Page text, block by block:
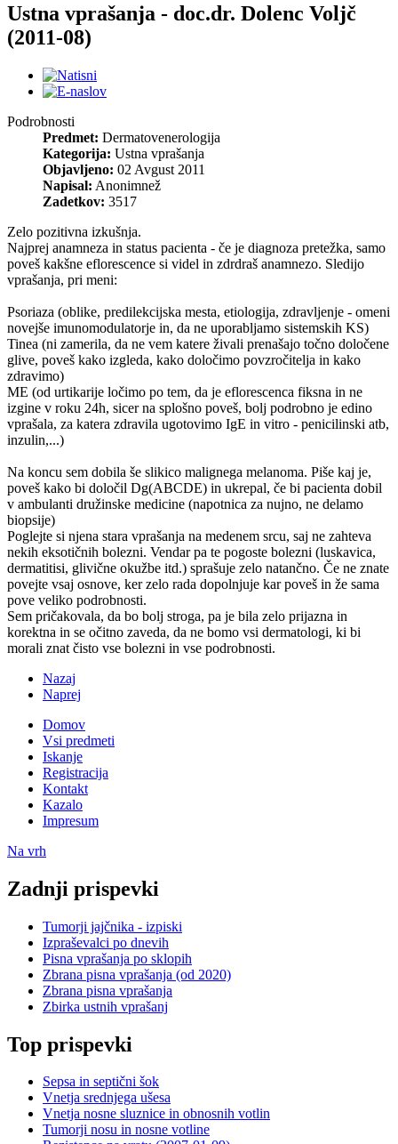
Ustna vprašanja - doc.dr. Dolenc Voljč
(2011-08)
Podrobnosti
Predmet: Dermatovenerologija
Kategorija: Ustna vprašanja
Objavljeno: 02 Avgust 2011
Napisal: Anonimnež
Zadetkov: 3517
Zelo pozitivna izkušnja.
Najprej anamneza in status pacienta - če je diagnoza pretežka, samo
poveš kakšne eflorescence si videl in zdrdraš anamnezo. Sledijo
vprašanja, pri meni:
Psoriaza (oblike, predilekcijska mesta, etiologija, zdravljenje - omeni
novejše imunomodulatorje in, da ne uporabljamo sistemskih KS)
Tinea (ni zamerila, da ne vem katere živali prenašajo točno določene
glive, poveš kako izgleda, kako določimo povzročitelja in kako
zdravimo)
ME (od urtikarije ločimo po tem, da je eflorescenca fiksna in ne
izgine v roku 24h, sicer na splošno poveš, bolj podrobno je edino
vprašala, za katera zdravila ugotovimo IgE in vitro - penicilinski atb,
inzulin,...)
Na koncu sem dobila še slikico malignega melanoma. Piše kaj je,
poveš kako bi določil Dg(ABCDE) in ukrepal, če bi pacienta dobil
v ambulanti družinske medicine (napotnica za nujno, ne delamo
biopsije)
Poglejte si njena stara vprašanja na medenem srcu, saj ne zahteva
nekih eksotičnih bolezni. Vendar pa te pogoste bolezni (luskavica,
dermatitisi, glivične okužbe itd.) sprašuje zelo natančno. Če ne znate
povejte vsaj osnove, ker zelo rada dopolnjuje kar poveš in že sama
pove veliko podrobnosti.
Sem pričakovala, da bo bolj stroga, pa je bila zelo prijazna in
korektna in se očitno zaveda, da ne bomo vsi dermatologi, ki bi
morali znat čisto vse bolezni in vse podrobnosti.
Nazaj
Naprej
Domov
Vsi predmeti
Iskanje
Registracija
Kontakt
Kazalo
Impresum
Na vrh
Zadnji prispevki
Tumorji jajčnika - izpiski
Izpraševalci po dnevih
Pisna vprašanja po sklopih
Zbrana pisna vprašanja (od 2020)
Zbrana pisna vprašanja
Zbirka ustnih vprašanj
Top prispevki
Sepsa in septični šok
Vnetja srednjega ušesa
Vnetja nosne sluznice in obnosnih votlin
Tumorji nosu in nosne votline